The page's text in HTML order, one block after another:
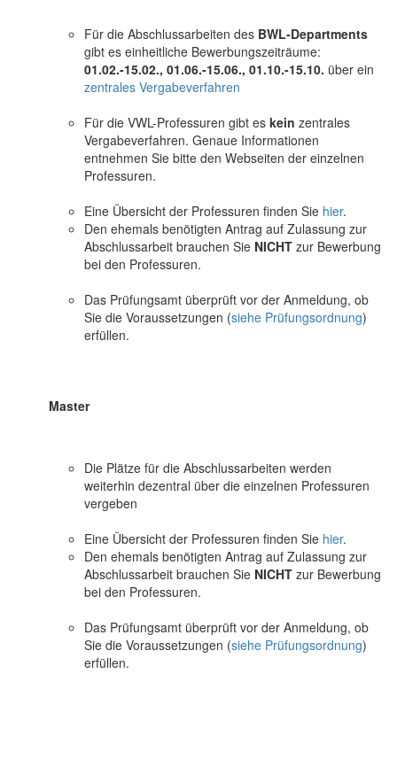
Für die Abschlussarbeiten des BWL-Departments
gibt es einheitliche Bewerbungszeiträume:
01.02.-15.02., 01.06.-15.06., 01.10.-15.10. über ein
zentrales Vergabeverfahren
Für die VWL-Professuren gibt es kein zentrales
Vergabeverfahren. Genaue Informationen
entnehmen Sie bitte den Webseiten der einzelnen
Professuren.
Eine Übersicht der Professuren finden Sie hier.
Den ehemals benötigten Antrag auf Zulassung zur
Abschlussarbeit brauchen Sie NICHT zur Bewerbung
bei den Professuren.
Das Prüfungsamt überprüft vor der Anmeldung, ob
Sie die Voraussetzungen (siehe Prüfungsordnung)
erfüllen.
Master
Die Plätze für die Abschlussarbeiten werden
weiterhin dezentral über die einzelnen Professuren
vergeben
Eine Übersicht der Professuren finden Sie hier.
Den ehemals benötigten Antrag auf Zulassung zur
Abschlussarbeit brauchen Sie NICHT zur Bewerbung
bei den Professuren.
Das Prüfungsamt überprüft vor der Anmeldung, ob
Sie die Voraussetzungen (siehe Prüfungsordnung)
erfüllen.